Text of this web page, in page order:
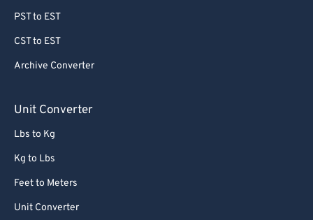
PST to EST
CST to EST
Archive Converter
Unit Converter
Lbs to Kg
Kg to Lbs
Feet to Meters
Unit Converter